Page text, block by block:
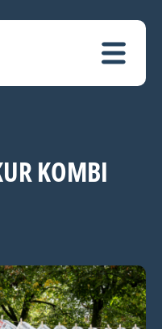
KOMBI